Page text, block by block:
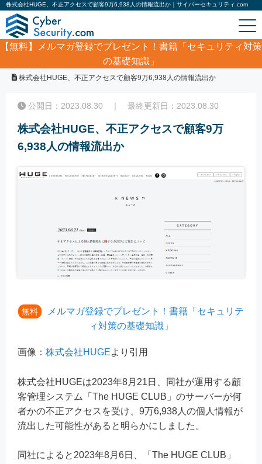
株式会社HUGE、不正アクセスで顧客9万6,938人の情報流出か｜サイバーセキュリティ.com
【無料】
メルマガ登録でプレゼント！書籍「セキュリティ対策
の基礎知識」
サイバーセキュリティ・情報漏洩ニュース
株式会社HUGE、不正アクセスで顧客9万6,938人の情報流出か
公開日：2023.08.30 ｜ 最終更新日：2023.08.30
株式会社HUGE、不正アクセスで顧客9万
6,938人の情報流出か
無料
メルマガ登録でプレゼント！書籍「セキュリテ
ィ対策の基礎知識」
画像： 株式会社HUGEより引用
株式会社HUGEは2023年8月21日、同社が運用する顧
客管理システム「The HUGE CLUB」のサーバーが何
者かの不正アクセスを受け、9万6,938人の個人情報が
流出した可能性があると明らかにしました。
同社によると2023年8月6日、「The HUGE CLUB」